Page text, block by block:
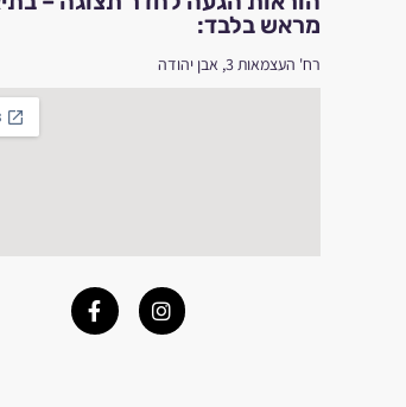
מראש בלבד:
רח' העצמאות 3, אבן יהודה